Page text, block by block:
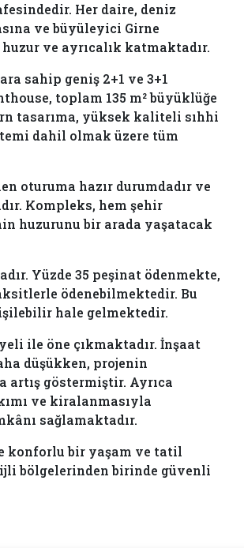
Her daire, deniz
ve büyüleyici Girne
ve ayrıcalık katmaktadır.
sahip geniş 2+1 ve 3+1
toplam 135 m² büyüklüğe
tasarıma, yüksek kaliteli sıhhi
dahil olmak üzere tüm
oturuma hazır durumdadır ve
Kompleks, hem şehir
huzurunu bir arada yaşatacak
Yüzde 35 peşinat ödenmekte,
ödenebilmektedir. Bu
hale gelmektedir.
ile öne çıkmaktadır. İnşaat
düşükken, projenin
artış göstermiştir. Ayrıca
ve kiralanmasıyla
sağlamaktadır.
konforlu bir yaşam ve tatil
bölgelerinden birinde güvenli